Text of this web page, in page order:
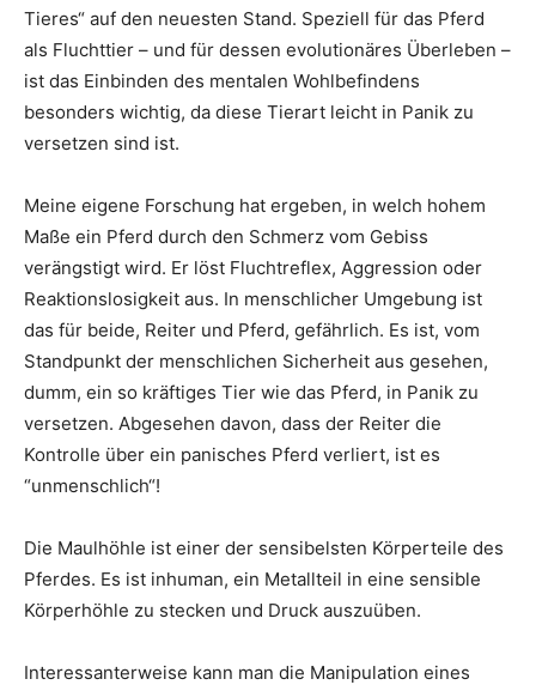
Tieres“ auf den neuesten Stand. Speziell für das Pferd
als Fluchttier – und für dessen evolutionäres Überleben –
ist das Einbinden des mentalen Wohlbefindens
besonders wichtig, da diese Tierart leicht in Panik zu
versetzen sind ist.
Meine eigene Forschung hat ergeben, in welch hohem
Maße ein Pferd durch den Schmerz vom Gebiss
verängstigt wird. Er löst Fluchtreflex, Aggression oder
Reaktionslosigkeit aus. In menschlicher Umgebung ist
das für beide, Reiter und Pferd, gefährlich. Es ist, vom
Standpunkt der menschlichen Sicherheit aus gesehen,
dumm, ein so kräftiges Tier wie das Pferd, in Panik zu
versetzen. Abgesehen davon, dass der Reiter die
Kontrolle über ein panisches Pferd verliert, ist es
“unmenschlich“!
Die Maulhöhle ist einer der sensibelsten Körperteile des
Pferdes. Es ist inhuman, ein Metallteil in eine sensible
Körperhöhle zu stecken und Druck auszuüben.
Interessanterweise kann man die Manipulation eines